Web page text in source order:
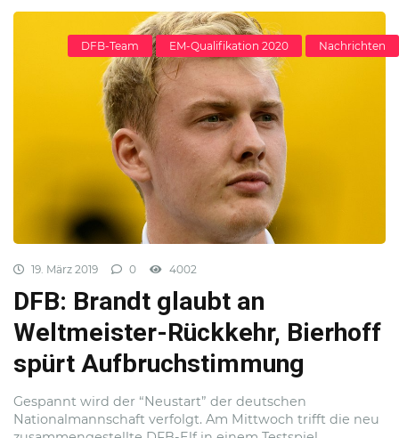
DFB-Team EM-Qualifikation 2020 Nachrichten
19. März 2019 0 4002
DFB: Brandt glaubt an
Weltmeister-Rückkehr, Bierhoff
spürt Aufbruchstimmung
Gespannt wird der “Neustart” der deutschen
Nationalmannschaft verfolgt. Am Mittwoch trifft die neu